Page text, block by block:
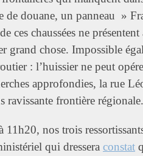
de douane, un panneau »
ces chaussées ne
grand chose. Impossible
: l’huissier ne peut
approfondies, la rue
ravissante frontière régionale.
11h20, nos trois
qui dressera constat